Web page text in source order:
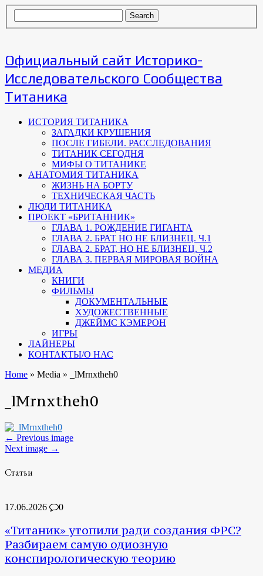
Официальный сайт Историко-
Исследовательского Сообщества
Титаника
ИСТОРИЯ ТИТАНИКА
ЗАГАДКИ КРУШЕНИЯ
ПОСЛЕ ГИБЕЛИ. РАССЛЕДОВАНИЯ
ТИТАНИК СЕГОДНЯ
МИФЫ О ТИТАНИКЕ
АНАТОМИЯ ТИТАНИКА
ЖИЗНЬ НА БОРТУ
ТЕХНИЧЕСКАЯ ЧАСТЬ
ЛЮДИ ТИТАНИКА
ПРОЕКТ «БРИТАННИК»
ГЛАВА 1. РОЖДЕНИЕ ГИГАНТА
ГЛАВА 2. БРАТ НО НЕ БЛИЗНЕЦ. Ч.1
ГЛАВА 2. БРАТ, НО НЕ БЛИЗНЕЦ. Ч.2
ГЛАВА 3. ПЕРВАЯ МИРОВАЯ ВОЙНА
МЕДИА
КНИГИ
ФИЛЬМЫ
ДОКУМЕНТАЛЬНЫЕ
ХУДОЖЕСТВЕННЫЕ
ДЖЕЙМС КЭМЕРОН
ИГРЫ
ЛАЙНЕРЫ
КОНТАКТЫ/О НАС
Home » Media » _lMrnxtheh0
_lMrnxtheh0
← Previous image
Next image →
Статьи
17.06.2026 0
«Титаник» утопили ради создания ФРС?
Разбираем самую одиозную
конспирологическую теорию